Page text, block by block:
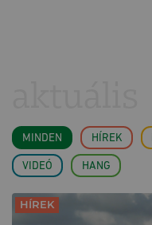
MINDEN HÍREK
VIDEÓ HANG
HÍREK